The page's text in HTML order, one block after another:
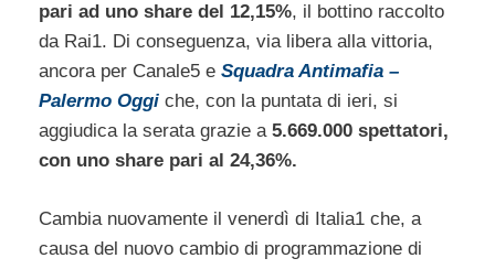
pari ad uno share del 12,15%, il bottino raccolto
da Rai1. Di conseguenza, via libera alla vittoria,
ancora per Canale5 e Squadra Antimafia –
Palermo Oggi che, con la puntata di ieri, si
aggiudica la serata grazie a 5.669.000 spettatori,
con uno share pari al 24,36%.
Cambia nuovamente il venerdì di Italia1 che, a
causa del nuovo cambio di programmazione di